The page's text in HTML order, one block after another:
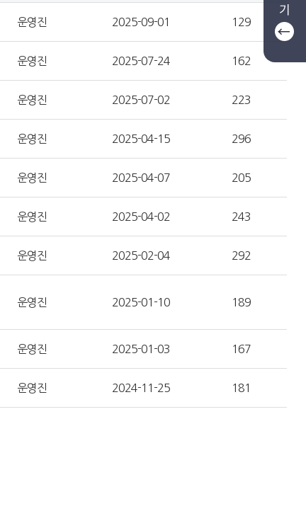
운영진 2025-09-01 129
운영진 2025-07-24 162
운영진 2025-07-02 223
운영진 2025-04-15 296
운영진 2025-04-07 205
운영진 2025-04-02 243
운영진 2025-02-04 292
운영진 2025-01-10 189
운영진 2025-01-03 167
운영진 2024-11-25 181
기